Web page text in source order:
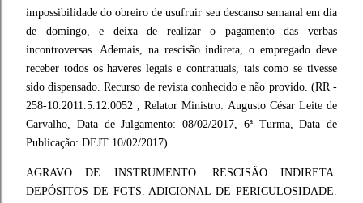
impossibilidade do obreiro de usufruir seu descanso semanal em dia
de domingo, e deixa de realizar o pagamento das verbas
incontroversas. Ademais, na rescisão indireta, o empregado deve
receber todos os haveres legais e contratuais, tais como se tivesse
sido dispensado. Recurso de revista conhecido e não provido. (RR -
258-10.2011.5.12.0052 , Relator Ministro: Augusto César Leite de
Carvalho, Data de Julgamento: 08/02/2017, 6ª Turma, Data de
Publicação: DEJT 10/02/2017).
AGRAVO DE INSTRUMENTO. RESCISÃO INDIRETA.
DEPÓSITOS DE FGTS. ADICIONAL DE PERICULOSIDADE.